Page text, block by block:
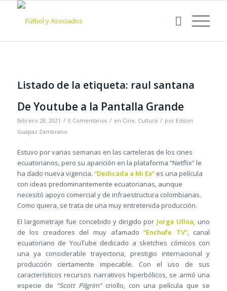
Listado de la etiqueta: raul santana
De Youtube a la Pantalla Grande
febrero 28, 2021 / 0 Comentarios / en Cine, Cultura / por Edison
Guapaz Zambrano
Estuvo por varias semanas en las carteleras de los cines
ecuatorianos, pero su aparición en la plataforma “Netflix” le
ha dado nueva vigencia. “Dedicada a Mi Ex”es una película
con ideas predominantemente ecuatorianas, aunque
necesitó apoyo comercial y de infraestructura colombianas.
Como quiera, se trata de una muy entretenida producción.
El largometraje fue concebido y dirigido por Jorge Ulloa, uno
de los creadores del muy afamado “Enchufe TV”, canal
ecuatoriano de YouTube dedicado a sketches cómicos con
una ya considerable trayectoria, prestigio internacional y
producción ciertamente impecable. Con el uso de sus
característicos recursos narrativos hiperbólicos, se armó una
especie de “Scott Pilgrim”criollo, con una película que se